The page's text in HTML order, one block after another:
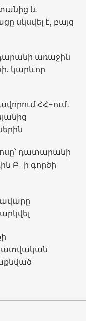
և
սկսվել է, բայց
առաջին
կարևոր
ՀՀ-ում․
դատարանի
Բ-ի գործի